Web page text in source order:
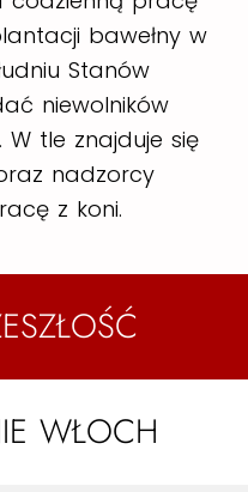
bawełny w
Stanów
niewolników
W tle znajduje się
nadzorcy
z koni.
WŁOCH